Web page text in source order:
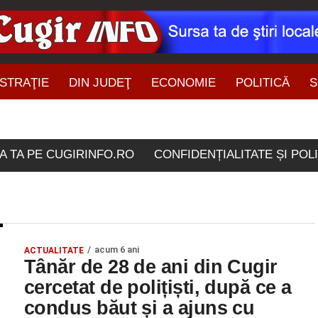
DIN JUDEŢ ECONOMIE POLITICĂ
TA PE CUGIRINFO.RO CONFIDENȚIALITATE ȘI
etichetate
ACTUALITATE acum 6 ani
Tânăr de 28 de ani din Cugir
cercetat de polițiști, după ce a
condus băut și a ajuns cu